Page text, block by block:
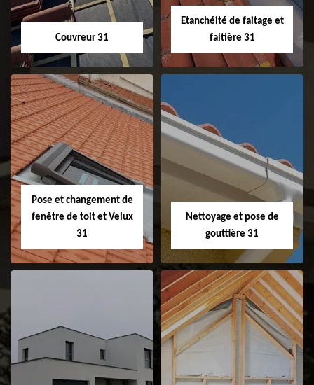
Couvreur 31
Couvreur 31
Etanchéité de faitage et
faitière 31
Etanchéité de
faitage et faitière
31
Pose et changement de
fenêtre de toit et Velux
31
Pose et
changement de
fenêtre de toit et
Nettoyage et pose de
gouttière 31
Nettoyage et pose